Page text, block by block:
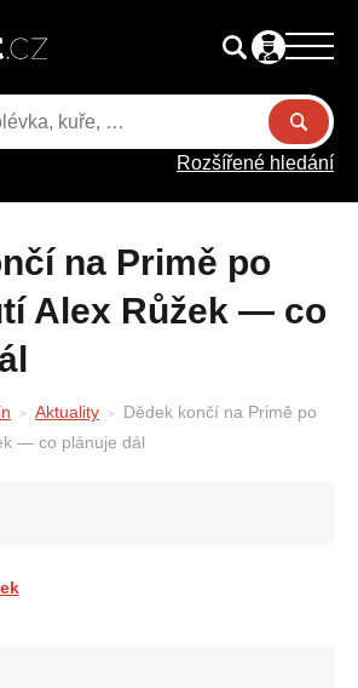
Rozšířené hledání
Alex Růžek — co
Aktuality
Dědek končí na Primě po
— co plánuje dál